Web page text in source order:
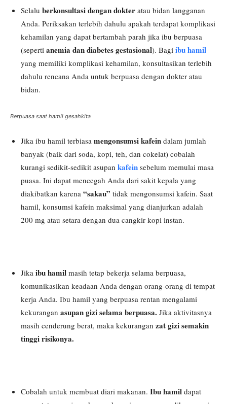
Selalu berkonsultasi dengan dokter atau bidan langganan
Anda. Periksakan terlebih dahulu apakah terdapat komplikasi
kehamilan yang dapat bertambah parah jika ibu berpuasa
(seperti anemia dan diabetes gestasional). Bagi ibu hamil
yang memiliki komplikasi kehamilan, konsultasikan terlebih
dahulu rencana Anda untuk berpuasa dengan dokter atau
bidan.
Berpuasa saat hamil gesahkita
Jika ibu hamil terbiasa mengonsumsi kafein dalam jumlah
banyak (baik dari soda, kopi, teh, dan cokelat) cobalah
kurangi sedikit-sedikit asupan kafein sebelum memulai masa
puasa. Ini dapat mencegah Anda dari sakit kepala yang
diakibatkan karena “sakau” tidak mengonsumsi kafein. Saat
hamil, konsumsi kafein maksimal yang dianjurkan adalah
200 mg atau setara dengan dua cangkir kopi instan.
Jika ibu hamil masih tetap bekerja selama berpuasa,
komunikasikan keadaan Anda dengan orang-orang di tempat
kerja Anda. Ibu hamil yang berpuasa rentan mengalami
kekurangan asupan gizi selama berpuasa. Jika aktivitasnya
masih cenderung berat, maka kekurangan zat gizi semakin
tinggi risikonya.
Cobalah untuk membuat diari makanan. Ibu hamil dapat